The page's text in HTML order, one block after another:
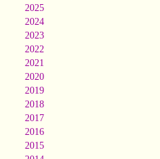
2025
2024
2023
2022
2021
2020
2019
2018
2017
2016
2015